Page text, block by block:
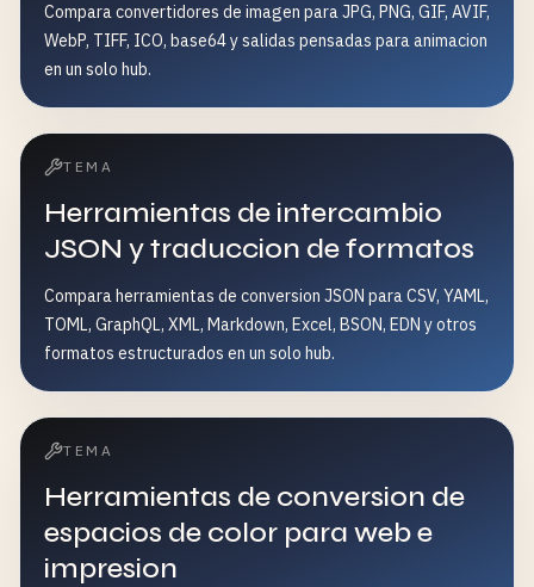
Compara convertidores de imagen para JPG, PNG, GIF, AVIF,
WebP, TIFF, ICO, base64 y salidas pensadas para animacion
en un solo hub.
TEMA
Herramientas de intercambio
JSON y traduccion de formatos
Compara herramientas de conversion JSON para CSV, YAML,
TOML, GraphQL, XML, Markdown, Excel, BSON, EDN y otros
formatos estructurados en un solo hub.
TEMA
Herramientas de conversion de
espacios de color para web e
impresion